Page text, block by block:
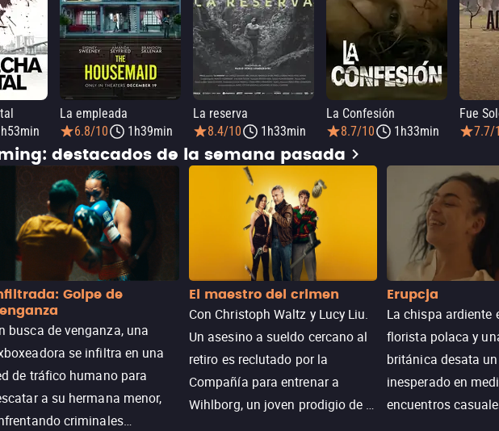
La empleada
6.8/10
1h39min
La reserva
8.4/10
1h33min
La Confesión
8.7/10
1h33min
Fue
7.7/
destacados de la semana pasada
Golpe de
busca de venganza, una
se infiltra en una
de tráfico humano para
a su hermana menor,
criminales
El maestro del crimen
Con Christoph Waltz y Lucy Liu.
Un asesino a sueldo cercano al
retiro es reclutado por la
Compañía para entrenar a
Wihlborg, un joven prodigio de la
Erupcja
La chispa ardiente
florista polaca y
británica desata
inesperado en
encuentros